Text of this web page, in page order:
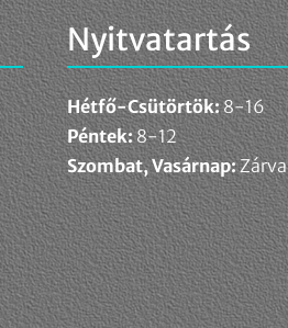
Nyitvatartás
Hétfő-Csütörtök:8-16
Péntek:8-12
Szombat, Vasárnap:Zárva